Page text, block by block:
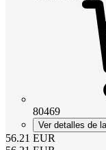
80469
Ver detalles de
56.21 EUR